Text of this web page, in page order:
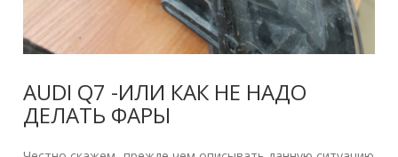
AUDI Q7 -ИЛИ КАК НЕ НАДО
ДЕЛАТЬ ФАРЫ